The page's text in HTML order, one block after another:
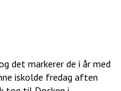
det markerer de i år med
iskolde fredag aften